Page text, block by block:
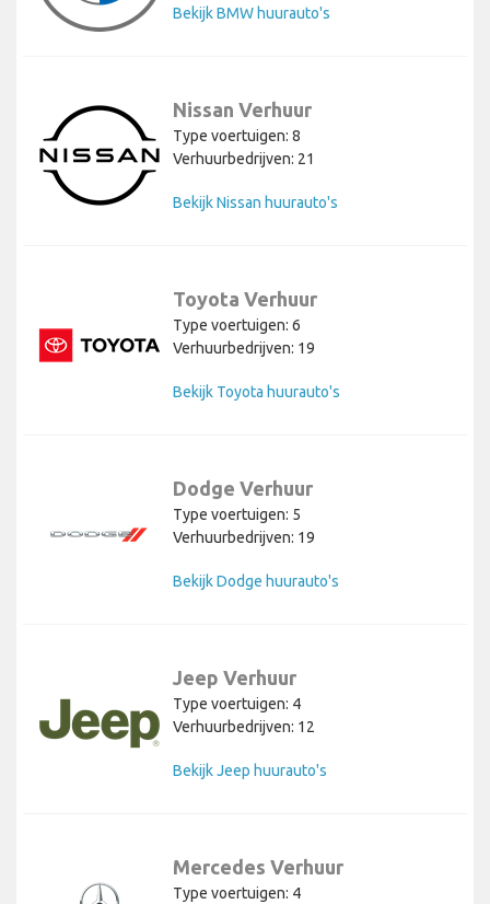
Bekijk BMW huurauto's
Nissan Verhuur
Type voertuigen: 8
Verhuurbedrijven: 21
Bekijk Nissan huurauto's
Toyota Verhuur
Type voertuigen: 6
Verhuurbedrijven: 19
Bekijk Toyota huurauto's
Dodge Verhuur
Type voertuigen: 5
Verhuurbedrijven: 19
Bekijk Dodge huurauto's
Jeep Verhuur
Type voertuigen: 4
Verhuurbedrijven: 12
Bekijk Jeep huurauto's
Mercedes Verhuur
Type voertuigen: 4